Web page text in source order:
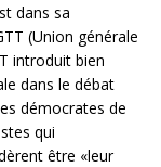
dans sa
(Union générale
introduit bien
dans le débat
démocrates de
qui
être «leur